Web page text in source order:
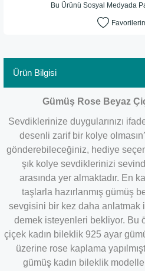
Bu Ürünü Sosyal Medyada
Ürün Bilgisi
Gümüş Rose Beyaz
Sevdiklerinize duygularınızı
desenli zarif bir kolye
gönderebileceğiniz, hediye
şık kolye sevdiklerinizi
arasında yer almaktadır. En
taşlarla hazırlanmış gümüş
sevgisini bir kez daha anlatmak
demek isteyenleri bekliyor. Bu
çiçek kadın bileklik 925 ayar
üzerine rose kaplama
gümüş kadın bileklik